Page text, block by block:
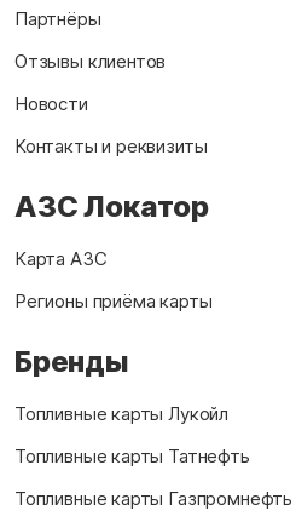
Партнёры
Отзывы клиентов
Новости
Контакты и реквизиты
АЗС Локатор
Карта АЗС
Регионы приёма карты
Бренды
Топливные карты Лукойл
Топливные карты Татнефть
Топливные карты Газпромнефть